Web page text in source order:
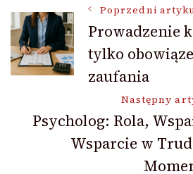
Nawigacja
wpisu
Poprzedni
Prowadzenie
tylko
zaufania
Następny
Psycholog: Rola,
Wsparcie w